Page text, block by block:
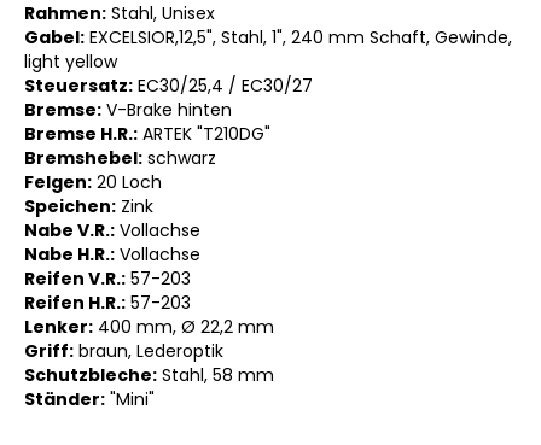
Rahmen: Stahl, Unisex
Gabel: EXCELSIOR,12,5", Stahl, 1", 240 mm Schaft, Gewinde,
light yellow
Steuersatz: EC30/25,4 / EC30/27
Bremse: V-Brake hinten
Bremse H.R.: ARTEK "T210DG"
Bremshebel: schwarz
Felgen: 20 Loch
Speichen: Zink
Nabe V.R.: Vollachse
Nabe H.R.: Vollachse
Reifen V.R.: 57-203
Reifen H.R.: 57-203
Lenker: 400 mm, Ø 22,2 mm
Griff: braun, Lederoptik
Schutzbleche: Stahl, 58 mm
Ständer: "Mini"